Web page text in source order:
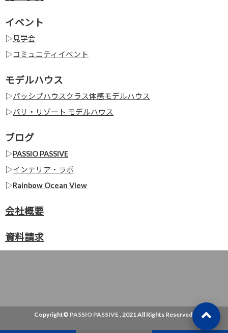
イベント
▷ 見学会
▷コミュニティイベント
モデルハウス
▷パッシブハウスクラス体感モデルハウス
▷バリ・リゾート モデルハウス
ブログ
▷PASSIO PASSIVE
▷インテリア・ラボ
▷Rainbow Ocean View
会社概要
資料請求
Copyright© PASSIO PASSIVE , 2021 All Rights Reserved.